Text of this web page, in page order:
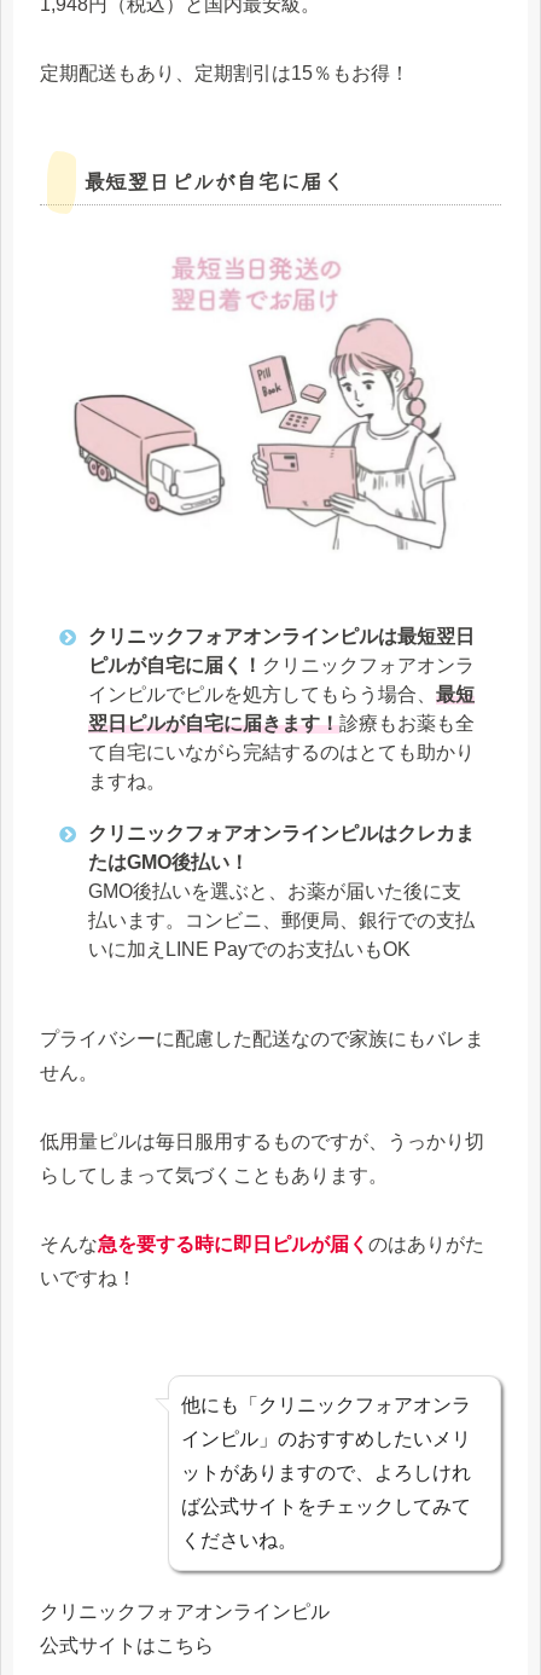
定期配送もあり、定期割引は15％もお得！
最短翌日ピルが自宅に届く
クリニックフォアオンラインピルは最短翌日
ピルが自宅に届く！ クリニックフォアオンラ
インピルでピルを処方してもらう場合、 最短
翌日ピルが自宅に届きます！診療もお薬も全
て自宅にいながら完結するのはとても助かり
ますね。
クリニックフォアオンラインピルはクレカま
たはGMO後払い！
GMO後払いを選ぶと、お薬が届いた後に支
払います。コンビニ、郵便局、銀行での支払
いに加えLINE Payでのお支払いもOK
プライバシーに配慮した配送なので家族にもバレま
せん。
低用量ピルは毎日服用するものですが、うっかり切
らしてしまって気づくこともあります。
そんな急を要する時に即日ピルが届く のはありがた
いですね！
他にも「クリニックフォアオンラ
インピル」のおすすめしたいメリ
ットがありますので、よろしけれ
ば公式サイトをチェックしてみて
くださいね。
クリニックフォアオンラインピル
公式サイトはこちら